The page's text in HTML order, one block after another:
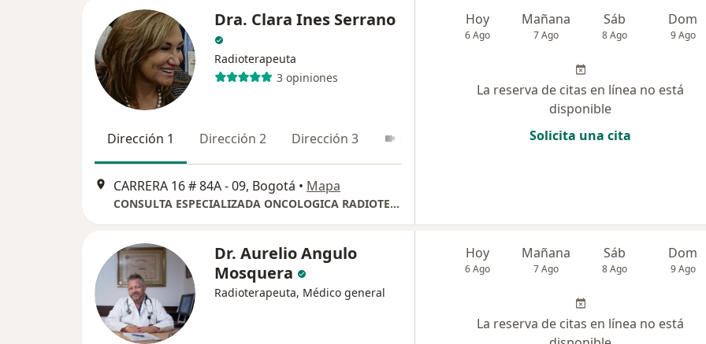
Dra. Clara Ines Serrano
Radioterapeuta
3 opiniones
Dirección 1 Dirección 2 Dirección 3
CARRERA 16 # 84A - 09, Bogotá • Mapa
CONSULTA ESPECIALIZADA ONCOLOGICA RADIOTERAPICA
Hoy
6 Ago
Mañana
7 Ago
Sáb
8 Ago
Dom
9 Ago
La reserva de citas en línea no está
disponible
Solicita una cita
Dr. Aurelio Angulo
Mosquera
Radioterapeuta, Médico general
Hoy
6 Ago
Mañana
7 Ago
Sáb
8 Ago
Dom
9 Ago
La reserva de citas en línea no está